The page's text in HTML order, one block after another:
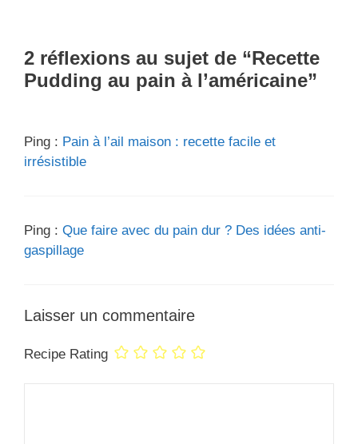
2 réflexions au sujet de “Recette
Pudding au pain à l’américaine”
Ping : Pain à l’ail maison : recette facile et
irrésistible
Ping : Que faire avec du pain dur ? Des idées anti-
gaspillage
Laisser un commentaire
Recipe Rating